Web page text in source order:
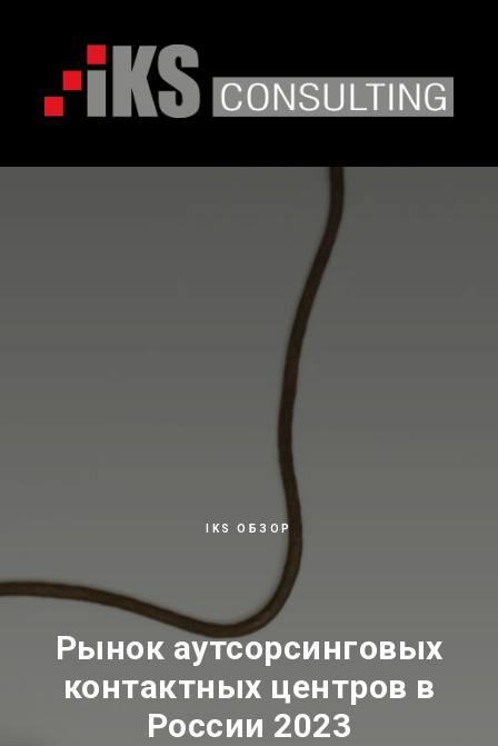
IKS ОБЗОР
Рынок аутсорсинговых
контактных центров в
России 2023